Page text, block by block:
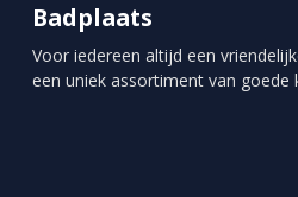
Badplaats
Voor iedereen altijd een
een uniek assortiment van goede